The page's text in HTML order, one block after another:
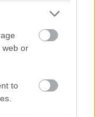
web or
to
hogy a
az egéralátét
erre a tervezők
koszt -